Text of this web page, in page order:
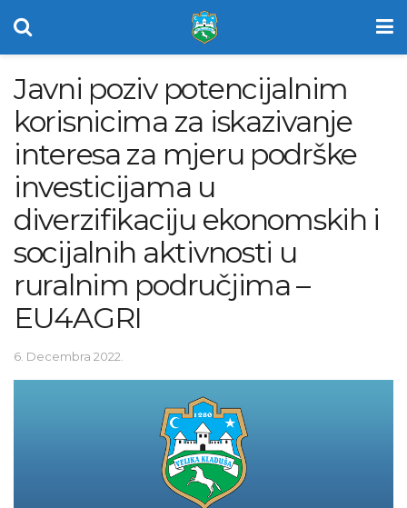
Javni poziv potencijalnim
korisnicima za iskazivanje
interesa za mjeru podrške
investicijama u
diverzifikaciju ekonomskih i
socijalnih aktivnosti u
ruralnim područjima –
EU4AGRI
6. Decembra 2022.